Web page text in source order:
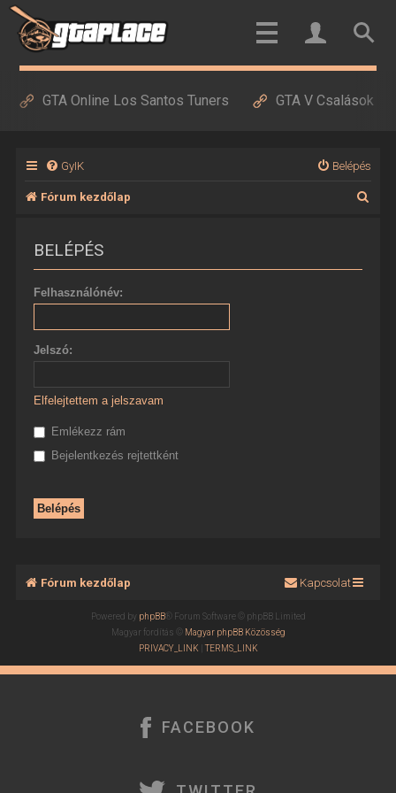
GTA Online Los Santos Tuners GTA V Csalások
GyIK Belépés
Fórum kezdőlap
BELÉPÉS
Felhasználónév:
Jelszó:
Elfelejtettem a jelszavam
Emlékezz rám
Bejelentkezés rejtettként
Fórum kezdőlap Kapcsolat
Powered by phpBB® Forum Software © phpBB Limited
Magyar fordítás © Magyar phpBB Közösség
PRIVACY_LINK |TERMS_LINK
FACEBOOK